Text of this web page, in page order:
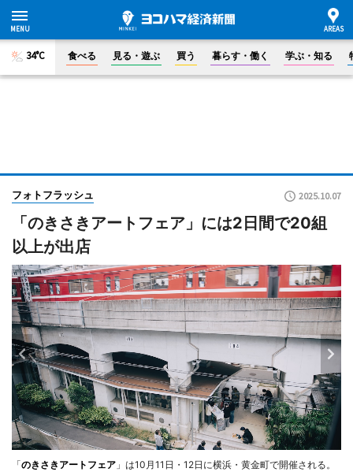
34°C 食べる 見る・遊ぶ 買う 暮らす・働く 学ぶ・知る
フォトフラッシュ 2025.10.07
「のきさきアートフェア」には2日間で20組
以上が出店
「のきさきアートフェア 」は10月11日・12日に横浜・黄金町で開催される。